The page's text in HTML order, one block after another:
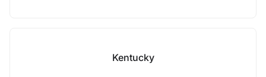
Kentucky